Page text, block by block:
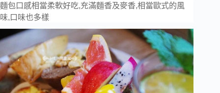
麵包口感相當柔軟好吃,充滿麵香及麥香,相當歐式的風
味,口味也多樣